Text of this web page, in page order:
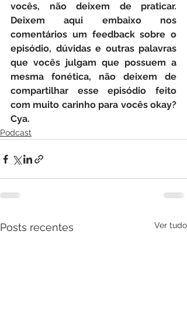
vocês, não deixem de praticar.
Deixem aqui embaixo nos
comentários um feedback sobre o
episódio, dúvidas e outras palavras
que vocês julgam que possuem a
mesma fonética, não deixem de
compartilhar esse episódio feito
com muito carinho para vocês okay?
Cya.
Podcast
Posts recentes Ver tudo